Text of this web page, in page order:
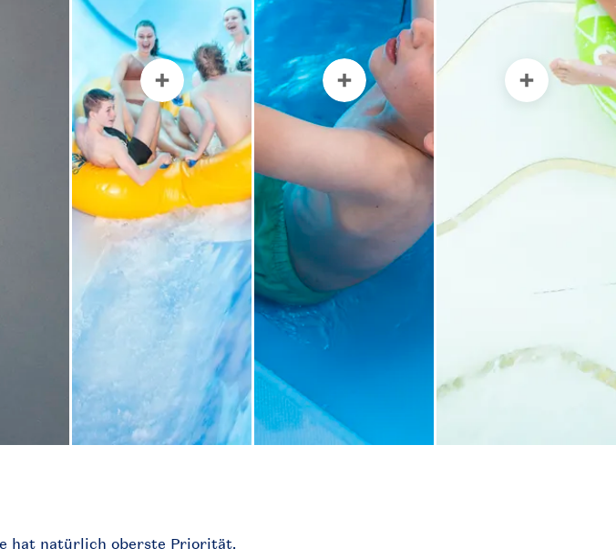
hat natürlich oberste Priorität.